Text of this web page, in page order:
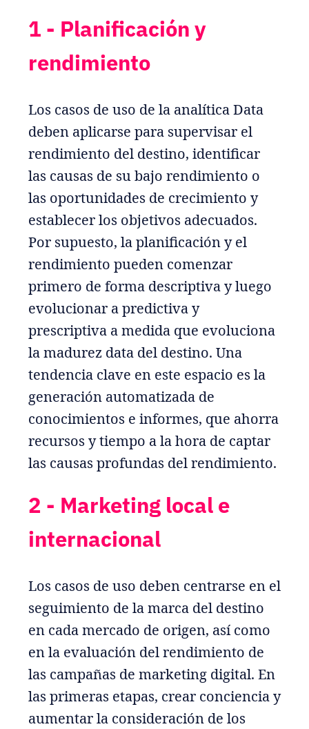
1 - Planificación y
rendimiento
Los casos de uso de la analítica Data
deben aplicarse para supervisar el
rendimiento del destino, identificar
las causas de su bajo rendimiento o
las oportunidades de crecimiento y
establecer los objetivos adecuados.
Por supuesto, la planificación y el
rendimiento pueden comenzar
primero de forma descriptiva y luego
evolucionar a predictiva y
prescriptiva a medida que evoluciona
la madurez data del destino. Una
tendencia clave en este espacio es la
generación automatizada de
conocimientos e informes, que ahorra
recursos y tiempo a la hora de captar
las causas profundas del rendimiento.
2 - Marketing local e
internacional
Los casos de uso deben centrarse en el
seguimiento de la marca del destino
en cada mercado de origen, así como
en la evaluación del rendimiento de
las campañas de marketing digital. En
las primeras etapas, crear conciencia y
aumentar la consideración de los